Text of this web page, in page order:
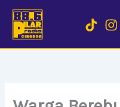
content